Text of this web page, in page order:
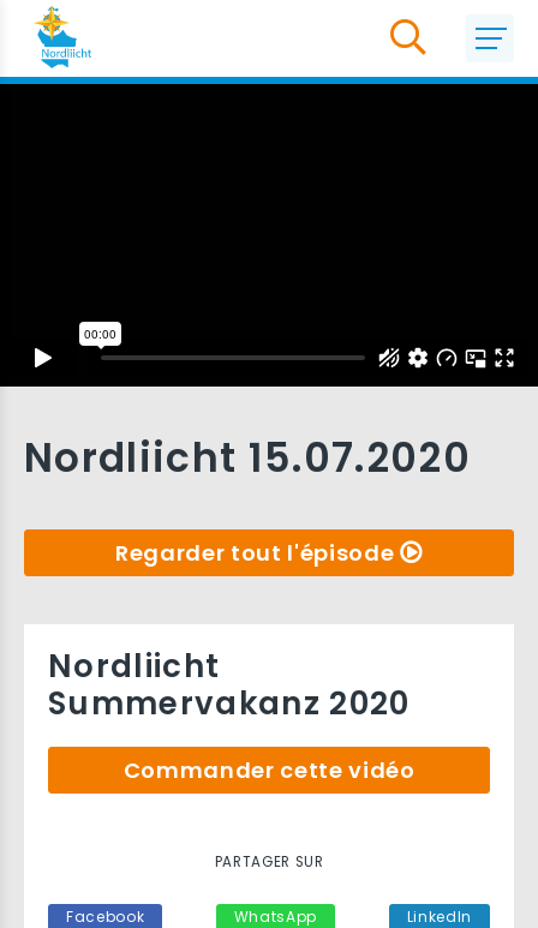
Nordliicht 15.07.2020
Regarder tout l'épisode
Nordliicht
Summervakanz 2020
Commander cette vidéo
PARTAGER SUR
Facebook WhatsApp LinkedIn